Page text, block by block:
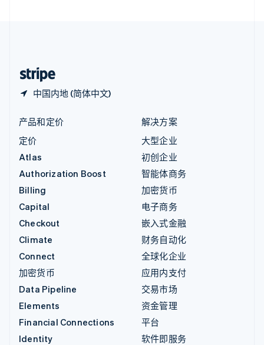
中国内地 (简体中文)
产品和定价
定价
Atlas
Authorization Boost
Billing
Capital
Checkout
Climate
Connect
加密货币
Data Pipeline
Elements
Financial Connections
Identity
解决方案
大型企业
初创企业
智能体商务
加密货币
电子商务
嵌入式金融
财务自动化
全球化企业
应用内支付
交易市场
资金管理
平台
软件即服务